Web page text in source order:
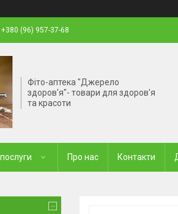
+380 (96) 957-37-68
Фіто-аптека "Джерело
здоров'я"- товари для здоров'я
та красоти
Про нас Контакти